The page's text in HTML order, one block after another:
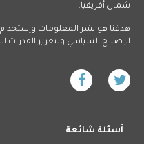
شمال أفريقيا.
هدفنا هو نشر المعلومات
الإصلاح السياسي ولتعزيز
أسئلة شائعة